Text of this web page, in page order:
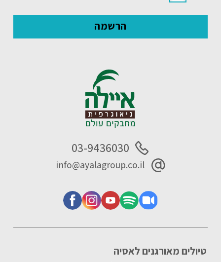
טיולים מאורגנים לאסיה
03-9436030
info@ayalagroup.co.il